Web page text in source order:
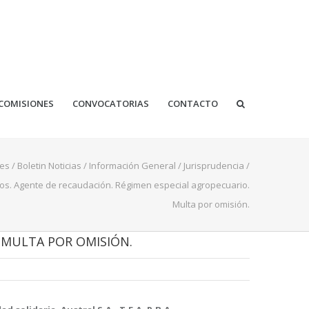
CONVOCATORIAS CONTACTO
/ Boletin Noticias / Información General / Jurisprudencia /
Agente de recaudación. Régimen especial agropecuario.
Multa por omisión.
MULTA POR OMISIÓN.